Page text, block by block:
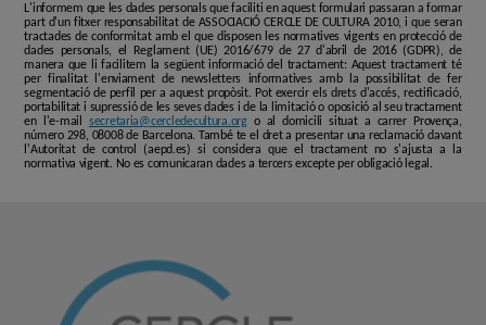
L'informem que les dades personals que faciliti en aquest formulari passaran a formar
part d'un fitxer responsabilitat de ASSOCIACIÓ CERCLE DE CULTURA 2010, i que seran
tractades de conformitat amb el que disposen les normatives vigents en protecció de
dades personals, el Reglament (UE) 2016/679 de 27 d'abril de 2016 (GDPR), de
manera que li facilitem la següent informació del tractament: Aquest tractament té
per finalitat l'enviament de newsletters informatives amb la possibilitat de fer
segmentació de perfil per a aquest propòsit. Pot exercir els drets d'accés, rectificació,
portabilitat i supressió de les seves dades i de la limitació o oposició al seu tractament
en l'e-mail secretaria@cercledecultura.orgo al domicili situat a carrer Provença,
número 298, 08008 de Barcelona. També te el dret a presentar una reclamació davant
l'Autoritat de control (aepd.es) si considera que el tractament no s'ajusta a la
normativa vigent. No es comunicaran dades a tercers excepte per obligació legal.